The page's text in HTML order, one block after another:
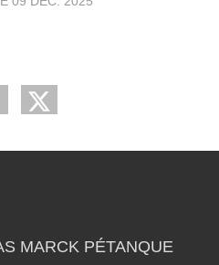
MARCK PÉTANQUE